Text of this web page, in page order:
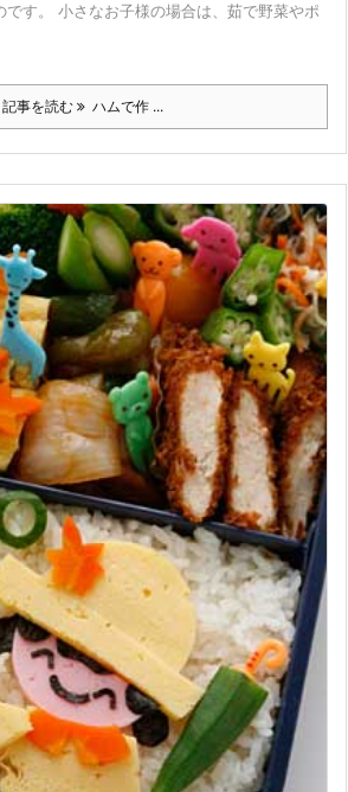
です。 小さなお子様の場合は、茹で野菜やポ
記事を読む ハムで作 ...